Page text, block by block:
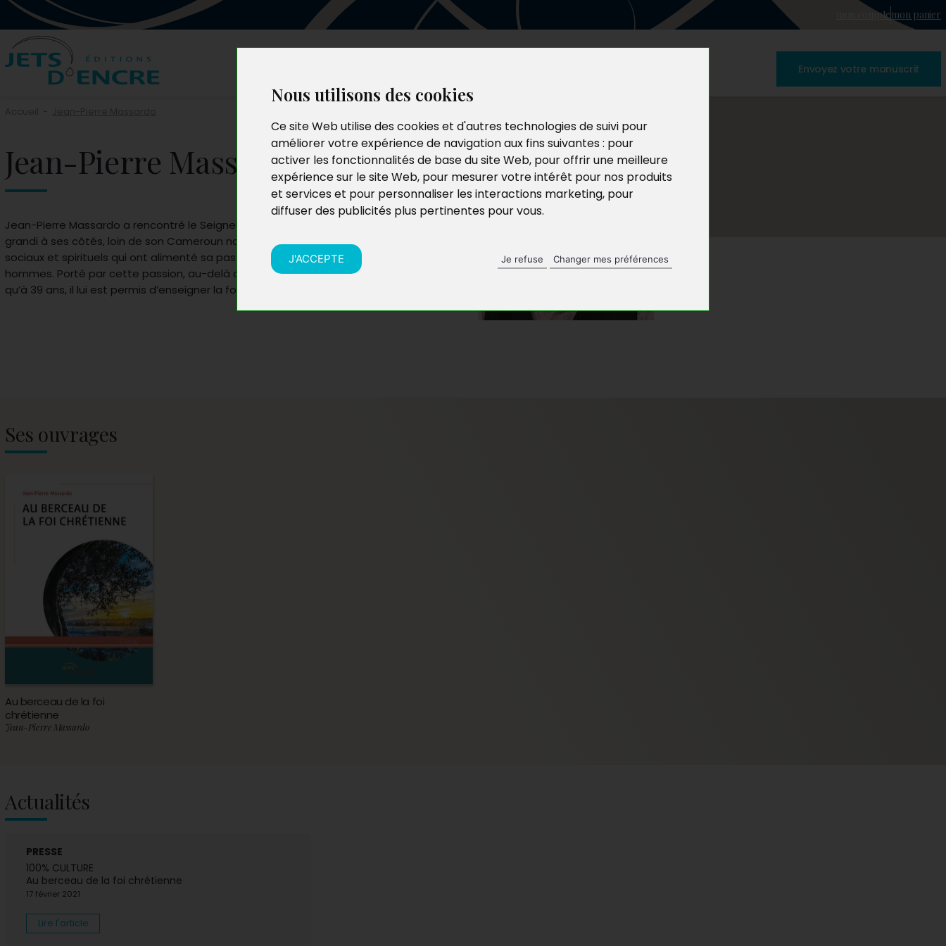
Nous utilisons des cookies
Ce site Web utilise des cookies et d'autres technologies de suivi pour
améliorer votre expérience de navigation aux fins suivantes : pour
activer les fonctionnalités de base du site Web, pour offrir une meilleure
expérience sur le site Web, pour mesurer votre intérêt pour nos produits
et services et pour personnaliser les interactions marketing, pour
diffuser des publicités plus pertinentes pour vous.
J'ACCEPTE Je refuse Changer mes préférences
mon comptemon panier
Envoyez votre manuscrit
Jean-Pierre Massardo
Jean-Pierre Massardo a rencontré le Seigneur dans sa vie de jeune adulte et a
grandi à ses côtés, loin de son Cameroun natal, au sein d’environnements
sociaux et spirituels qui ont alimenté sa passion pour Dieu, son christ et les
hommes. Porté par cette passion, au-delà de son métier, c’est avec privilège
qu’à 39 ans, il lui est permis d’enseigner la foi.
Ses ouvrages
Au berceau de la foi
chrétienne
Jean-Pierre Massardo
Actualités
PRESSE
100% CULTURE
Au berceau de la foi chrétienne
17 février 2021
Lire l'article